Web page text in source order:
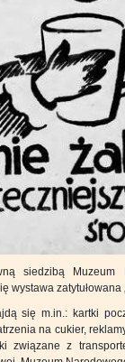
siedzibą Muzeum
wystawa
się m.in.: kartki
na cukier,
z